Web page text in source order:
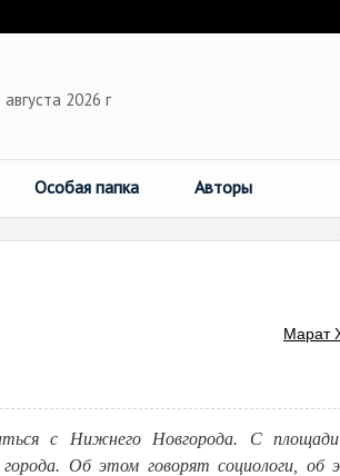
2026 г
Особая папка Авторы
Марат
с Нижнего Новгорода. С
Об этом говорят социологи, об